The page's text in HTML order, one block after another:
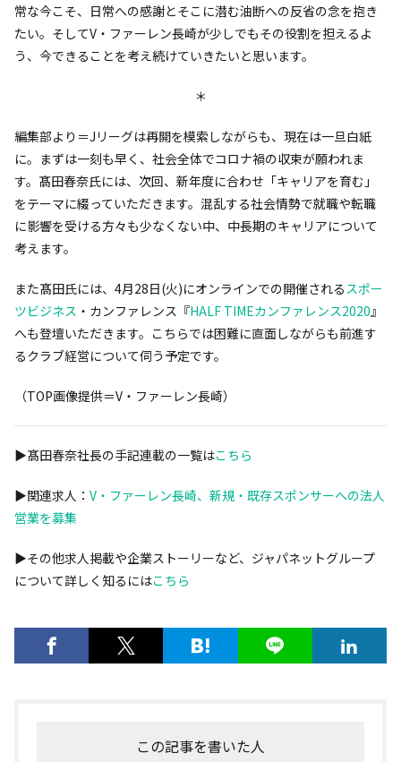
常な今こそ、日常への感謝とそこに潜む油断への反省の念を抱き
たい。そしてV・ファーレン長崎が少しでもその役割を担えるよ
う、今できることを考え続けていきたいと思います。
＊
編集部より＝Jリーグは再開を模索しながらも、現在は一旦白紙
に。まずは一刻も早く、社会全体でコロナ禍の収束が願われま
す。髙田春奈氏には、次回、新年度に合わせ「キャリアを育む」
をテーマに綴っていただきます。混乱する社会情勢で就職や転職
に影響を受ける方々も少なくない中、中長期のキャリアについて
考えます。
また髙田氏には、4月28日(火)にオンラインでの開催される スポー
ツビジネス ・カンファレンス『HALF TIMEカンファレンス2020 』
へも登壇いただきます。こちらでは困難に直面しながらも前進す
るクラブ経営について伺う予定です。
（TOP画像提供＝V・ファーレン長崎）
▶︎髙田春奈社長の手記連載の一覧はこちら
▶︎関連求人： V・ファーレン長崎、新規・既存スポンサーへの法人
営業を募集
▶︎その他求人掲載や企業ストーリーなど、ジャパネットグループ
について詳しく知るにはこちら
この記事を書いた人